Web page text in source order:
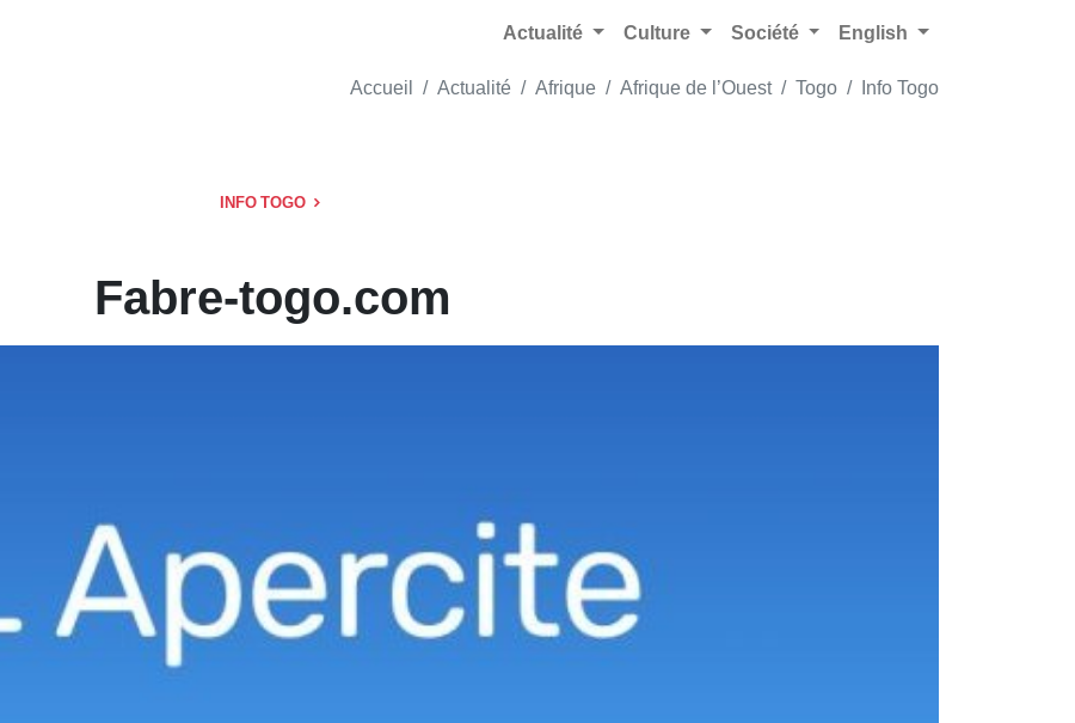
Actualité Culture Société English
Accueil Actualité Afrique Afrique de l’Ouest Togo Info Togo
INFO TOGO
Fabre-togo.com